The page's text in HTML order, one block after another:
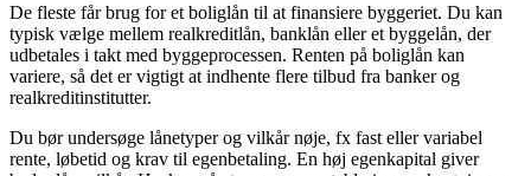
De fleste får brug for et boliglån til at finansiere byggeriet. Du kan
typisk vælge mellem realkreditlån, banklån eller et byggelån, der
udbetales i takt med byggeprocessen. Renten på boliglån kan
variere, så det er vigtigt at indhente flere tilbud fra banker og
realkreditinstitutter.
Du bør undersøge lånetyper og vilkår nøje, fx fast eller variabel
rente, løbetid og krav til egenbetaling. En høj egenkapital giver